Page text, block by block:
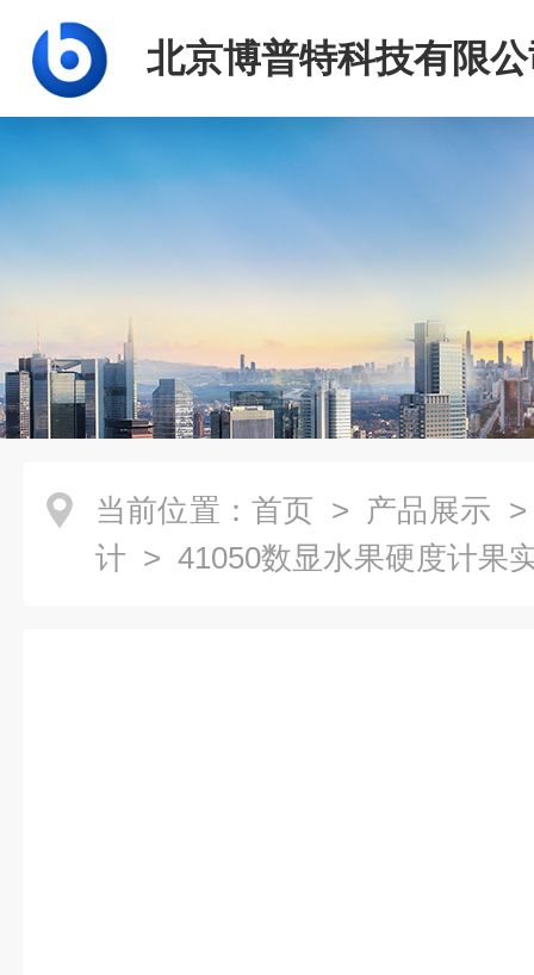
北京博普特科技有限
当前位置： 首页 > 产品展示
计 > 41050数显水果硬度计果